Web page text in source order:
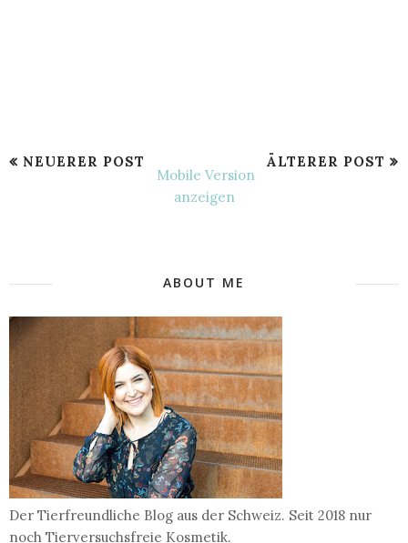
NEUERER POST ÄLTERER POST
Mobile Version
anzeigen
ABOUT ME
Der Tierfreundliche Blog aus der Schweiz. Seit 2018 nur
noch Tierversuchsfreie Kosmetik.